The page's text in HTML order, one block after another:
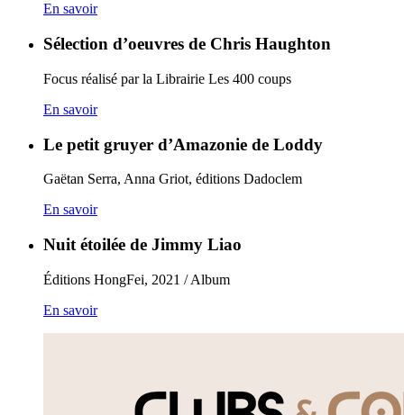
En savoir
Sélection d’oeuvres de Chris Haughton
Focus réalisé par la Librairie Les 400 coups
En savoir
Le petit gruyer d’Amazonie de Loddy
Gaëtan Serra, Anna Griot, éditions Dadoclem
En savoir
Nuit étoilée de Jimmy Liao
Éditions HongFei, 2021 / Album
En savoir